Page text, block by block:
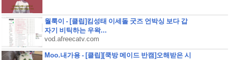
월룩이 - [클립]킴성태 이세돌 굿즈 언박싱 보다 갑
자기 비틱하는 우왁...
vod.afreecatv.com
Moo.내가용 - [클립][쿡방 메이드 반캠]오해받은 시